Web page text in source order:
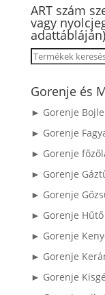
ART szám
vagy
adattábláján)
Keresés
következőre:
Gorenje és
► Gorenje
► Gorenje
► Gorenje
► Gorenje
► Gorenje
► Gorenje
► Gorenje
► Gorenje
► Gorenje